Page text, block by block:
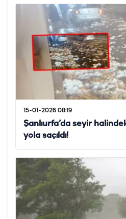
15-01-2026 08:19
Şanlıurfa’da seyir
yola saçıldı!